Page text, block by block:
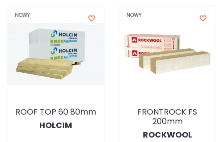
NOWY favorite_border
ROOF TOP 60 80mm
HOLCIM
NOWY favorite_border
FRONTROCK FS
200mm
ROCKWOOL